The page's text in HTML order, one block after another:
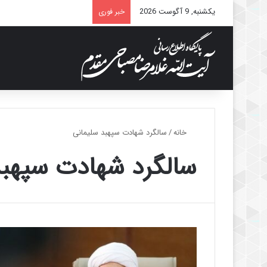
یکشنبه, 9 آگوست 2026 خبر فوری
خانه/سالگرد شهادت سپهبد سلیمانی
سالگرد شهادت